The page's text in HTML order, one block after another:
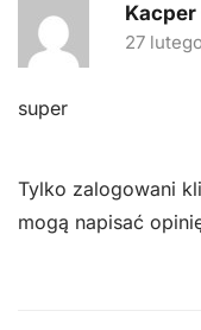
27
super
Tylko zalogowani
mogą napisać